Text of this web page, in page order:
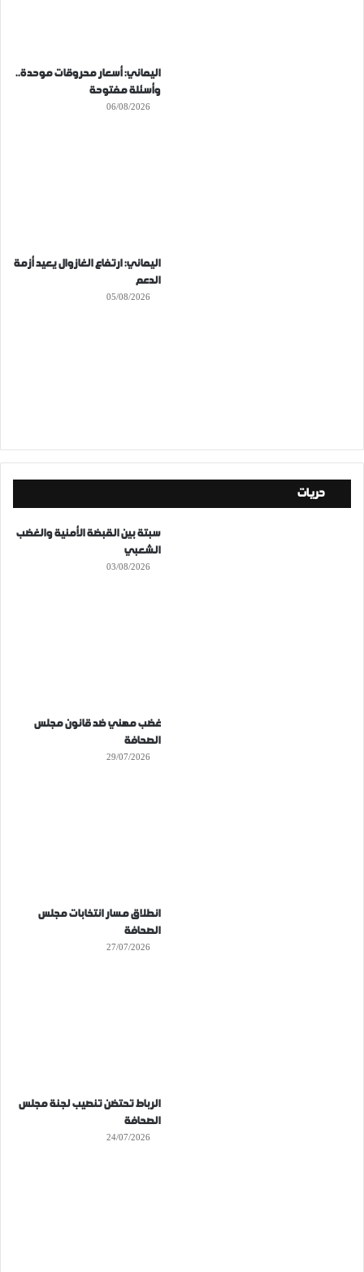
اليماني: أسعار محروقات موحدة..
وأسئلة مفتوحة
06/08/2026
اليماني: ارتفاع الغازوال يعيد أزمة
الدعم
05/08/2026
حريات
سبتة بين القبضة الأمنية والغضب
الشعبي
03/08/2026
غضب مهني ضد قانون مجلس
الصحافة
29/07/2026
انطلاق مسار انتخابات مجلس
الصحافة
27/07/2026
الرباط تحتضن تنصيب لجنة مجلس
الصحافة
24/07/2026